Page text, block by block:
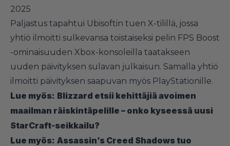
2025
Paljastus tapahtui Ubisoftin tuen X-tilillä, jossa
yhtiö ilmoitti sulkevansa toistaiseksi pelin FPS Boost
-ominaisuuden Xbox-konsoleilla taatakseen
uuden päivityksen sulavan julkaisun. Samalla yhtiö
ilmoitti päivityksen saapuvan myös PlayStationille.
Lue myös: Blizzard etsii kehittäjiä avoimen
maailman räiskintäpelille – onko kyseessä uusi
StarCraft-seikkailu?
Lue myös: Assassin’s Creed Shadows tuo